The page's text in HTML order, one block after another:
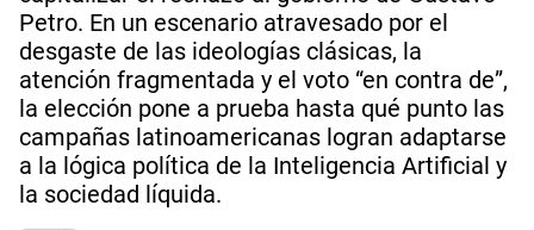
Petro. En un escenario atravesado por el
desgaste de las ideologías clásicas, la
atención fragmentada y el voto “en contra de”,
la elección pone a prueba hasta qué punto las
campañas latinoamericanas logran adaptarse
a la lógica política de la Inteligencia Artificial y
la sociedad líquida.